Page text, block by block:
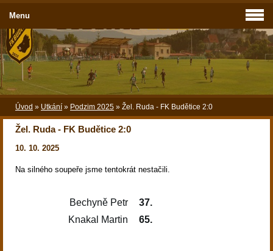
Úvod » Utkání » Podzim 2025 » Žel. Ruda - FK Budětice 2:0
Žel. Ruda - FK Budětice 2:0
10. 10. 2025
Na silného soupeře jsme tentokrát nestačili.
Bechyně Petr
37.
Knakal Martin
65.
Menu